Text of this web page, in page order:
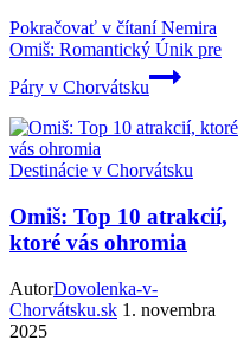
Pokračovať v čítaníNemira
Omiš: Romantický Únik pre
Páry v Chorvátsku
Destinácie v Chorvátsku
Omiš: Top 10 atrakcií,
ktoré vás ohromia
AutorDovolenka-v-
Chorvátsku.sk 1. novembra
2025